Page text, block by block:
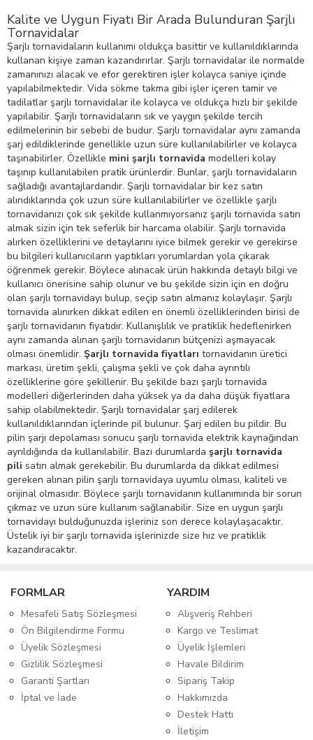
Kalite ve Uygun Fiyatı Bir Arada Bulunduran Şarjlı
Tornavidalar
Şarjlı tornavidaların kullanımı oldukça basittir ve kullanıldıklarında
kullanan kişiye zaman kazandırırlar. Şarjlı tornavidalar ile normalde
zamanınızı alacak ve efor gerektiren işler kolayca saniye içinde
yapılabilmektedir. Vida sökme takma gibi işler içeren tamir ve
tadilatlar şarjlı tornavidalar ile kolayca ve oldukça hızlı bir şekilde
yapılabilir. Şarjlı tornavidaların sık ve yaygın şekilde tercih
edilmelerinin bir sebebi de budur. Şarjlı tornavidalar aynı zamanda
şarj edildiklerinde genellikle uzun süre kullanılabilirler ve kolayca
taşınabilirler. Özellikle mini şarjlı tornavida modelleri kolay
taşınıp kullanılabilen pratik ürünlerdir. Bunlar, şarjlı tornavidaların
sağladığı avantajlardandır. Şarjlı tornavidalar bir kez satın
alındıklarında çok uzun süre kullanılabilirler ve özellikle şarjlı
tornavidanızı çok sık şekilde kullanmıyorsanız şarjlı tornavida satın
almak sizin için tek seferlik bir harcama olabilir. Şarjlı tornavida
alırken özelliklerini ve detaylarını iyice bilmek gerekir ve gerekirse
bu bilgileri kullanıcıların yaptıkları yorumlardan yola çıkarak
öğrenmek gerekir. Böylece alınacak ürün hakkında detaylı bilgi ve
kullanıcı önerisine sahip olunur ve bu şekilde sizin için en doğru
olan şarjlı tornavidayı bulup, seçip satın almanız kolaylaşır. Şarjlı
tornavida alınırken dikkat edilen en önemli özelliklerinden birisi de
şarjlı tornavidanın fiyatıdır. Kullanışlılık ve pratiklik hedeflenirken
aynı zamanda alınan şarjlı tornavidanın bütçenizi aşmayacak
olması önemlidir. Şarjlı tornavida fiyatları tornavidanın üretici
markası, üretim şekli, çalışma şekli ve çok daha ayrıntılı
özelliklerine göre şekillenir. Bu şekilde bazı şarjlı tornavida
modelleri diğerlerinden daha yüksek ya da daha düşük fiyatlara
sahip olabilmektedir. Şarjlı tornavidalar şarj edilerek
kullanıldıklarından içlerinde pil bulunur. Şarj edilen bu pildir. Bu
pilin şarjı depolaması sonucu şarjlı tornavida elektrik kaynağından
ayrıldığında da kullanılabilir. Bazı durumlarda şarjlı tornavida
pili satın almak gerekebilir. Bu durumlarda da dikkat edilmesi
gereken alınan pilin şarjlı tornavidaya uyumlu olması, kaliteli ve
orijinal olmasıdır. Böylece şarjlı tornavidanın kullanımında bir sorun
çıkmaz ve uzun süre kullanım sağlanabilir. Size en uygun şarjlı
tornavidayı bulduğunuzda işleriniz son derece kolaylaşacaktır.
Üstelik iyi bir şarjlı tornavida işlerinizde size hız ve pratiklik
kazandıracaktır.
FORMLAR
Mesafeli Satış Sözleşmesi
Ön Bilgilendirme Formu
Üyelik Sözleşmesi
Gizlilik Sözleşmesi
Garanti Şartları
İptal ve İade
YARDIM
Alışveriş Rehberi
Kargo ve Teslimat
Üyelik İşlemleri
Havale Bildirim
Sipariş Takip
Hakkımızda
Destek Hattı
İletişim